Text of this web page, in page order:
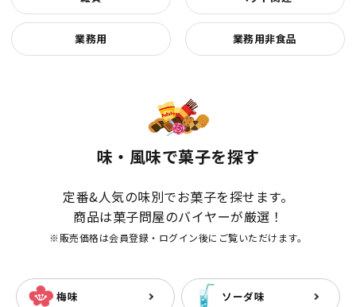
業務用 業務用非食品
味・風味で菓子を探す
定番&人気の味別でお菓子を探せます。
商品は菓子問屋のバイヤーが厳選！
※販売価格は会員登録・ログイン後にご覧いただけます。
梅味 ソーダ味